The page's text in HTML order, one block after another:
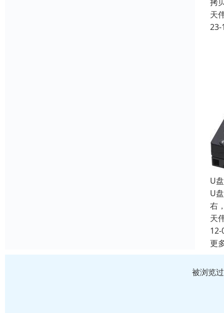
天
23-
U
U
右
天
12-
更
被浏览